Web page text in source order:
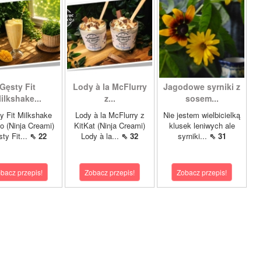
Gęsty Fit
Fit Milkshake
(Ninja Creami)
Fit... ⇖ 22
przepis!
Lody à la McFlurry
z...
Lody à la McFlurry z
KitKat (Ninja Creami)
Lody à la... ⇖ 32
Zobacz przepis!
Jagodowe syrniki z
sosem...
Nie jestem wielbicielką
klusek leniwych ale
syrniki... ⇖ 31
Zobacz przepis!